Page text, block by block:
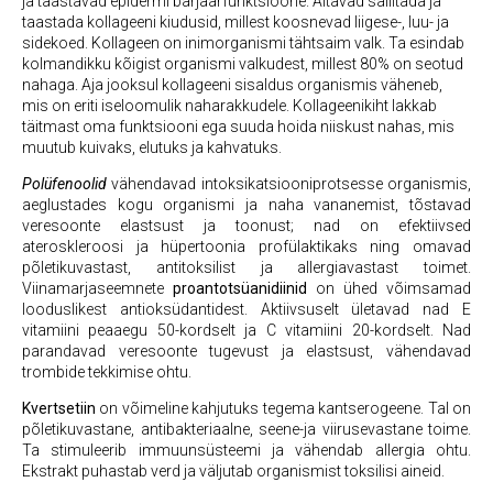
taastada kollageeni kiudusid, millest koosnevad liigese-, luu- ja
sidekoed. Kollageen on inimorganismi tähtsaim valk. Ta esindab
kolmandikku kõigist organismi valkudest, millest 80% on seotud
nahaga. Aja jooksul kollageeni sisaldus organismis väheneb,
mis on eriti iseloomulik naharakkudele. Kollageenikiht lakkab
täitmast oma funktsiooni ega suuda hoida niiskust nahas, mis
muutub kuivaks, elutuks ja kahvatuks.
Polüfenoolid vähendavad intoksikatsiooniprotsesse organismis,
aeglustades kogu organismi ja naha vananemist, tõstavad
veresoonte elastsust ja toonust; nad on efektiivsed
ateroskleroosi ja hüpertoonia profülaktikaks ning omavad
põletikuvastast, antitoksilist ja allergiavastast toimet.
Viinamarjaseemnete proantotsüanidiinid on ühed võimsamad
looduslikest antioksüdantidest. Aktiivsuselt ületavad nad E
vitamiini peaaegu 50-kordselt ja C vitamiini 20-kordselt. Nad
parandavad veresoonte tugevust ja elastsust, vähendavad
trombide tekkimise ohtu.
Kvertsetiin on võimeline kahjutuks tegema kantserogeene. Tal on
põletikuvastane, antibakteriaalne, seene-ja viirusevastane toime.
Ta stimuleerib immuunsüsteemi ja vähendab allergia ohtu.
Ekstrakt puhastab verd ja väljutab organismist toksilisi aineid.